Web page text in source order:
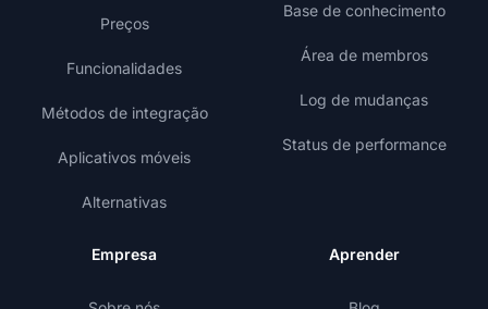
Preços
Funcionalidades
Métodos de integração
Aplicativos móveis
Alternativas
Base de conhecimento
Área de membros
Log de mudanças
Status de performance
Empresa Aprender